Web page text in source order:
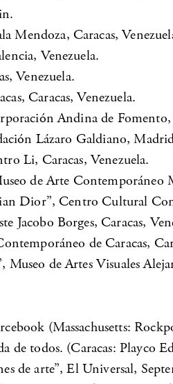
Mendoza, Caracas,
Venezuela.
Venezuela.
Caracas, Venezuela.
Andina de Fomento,
Lázaro Galdiano,
Li, Caracas, Venezuela.
de Arte Contemporáneo
Dior”, Centro Cultural
Jacobo Borges, Caracas,
de Caracas,
de Artes Visuales
(Massachusetts:
de todos. (Caracas: Playco
de arte”, El Universal,